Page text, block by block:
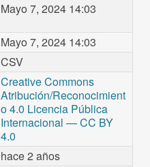
Mayo 7, 2024 14:03
Mayo 7, 2024 14:03
CSV
Creative Commons
Atribución/Reconocimient
o 4.0 Licencia Pública
Internacional — CC BY
4.0
hace 2 años